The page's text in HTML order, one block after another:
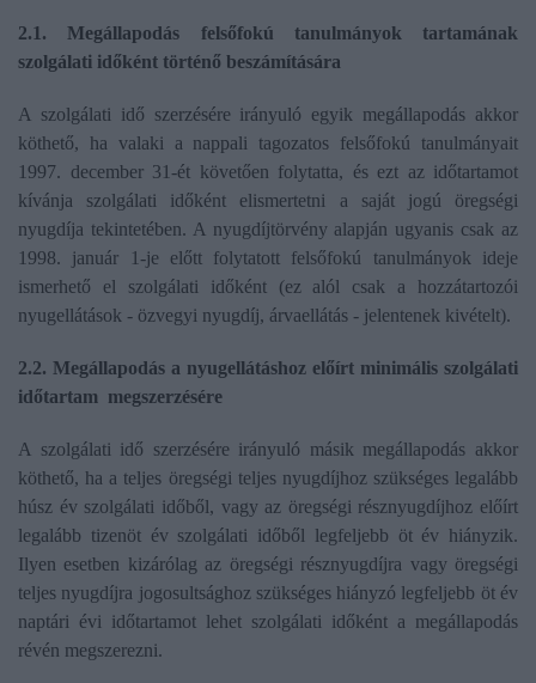
2.1. Megállapodás felsőfokú tanulmányok tartamának
szolgálati időként történő beszámítására
A szolgálati idő szerzésére irányuló egyik megállapodás akkor
köthető, ha valaki a nappali tagozatos felsőfokú tanulmányait
1997. december 31-ét követően folytatta, és ezt az időtartamot
kívánja szolgálati időként elismertetni a saját jogú öregségi
nyugdíja tekintetében. A nyugdíjtörvény alapján ugyanis csak az
1998. január 1-je előtt folytatott felsőfokú tanulmányok ideje
ismerhető el szolgálati időként (ez alól csak a hozzátartozói
nyugellátások - özvegyi nyugdíj, árvaellátás - jelentenek kivételt).
2.2. Megállapodás a nyugellátáshoz előírt minimális szolgálati
időtartam megszerzésére
A szolgálati idő szerzésére irányuló másik megállapodás akkor
köthető, ha a teljes öregségi teljes nyugdíjhoz szükséges legalább
húsz év szolgálati időből, vagy az öregségi résznyugdíjhoz előírt
legalább tizenöt év szolgálati időből legfeljebb öt év hiányzik.
Ilyen esetben kizárólag az öregségi résznyugdíjra vagy öregségi
teljes nyugdíjra jogosultsághoz szükséges hiányzó legfeljebb öt év
naptári évi időtartamot lehet szolgálati időként a megállapodás
révén megszerezni.